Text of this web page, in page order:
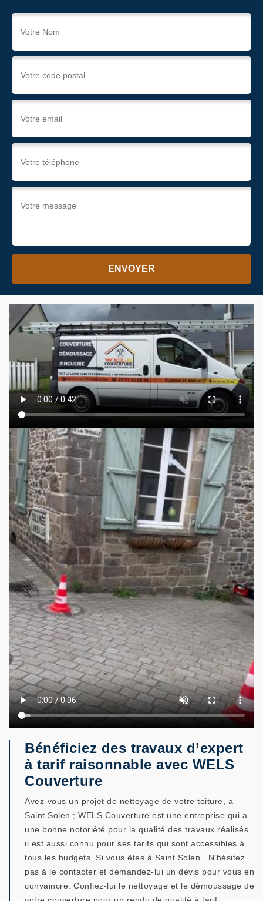
Bénéficiez des travaux d’expert
à tarif raisonnable avec WELS
Couverture
Avez-vous un projet de nettoyage de votre toiture, a
Saint Solen ; WELS Couverture est une entreprise qui a
une bonne notoriété pour la qualité des travaux réalisés.
il est aussi connu pour ses tarifs qui sont accessibles à
tous les budgets. Si vous êtes à Saint Solen . N’hésitez
pas à le contacter et demandez-lui un devis pour vous en
convaincre. Confiez-lui le nettoyage et le démoussage de